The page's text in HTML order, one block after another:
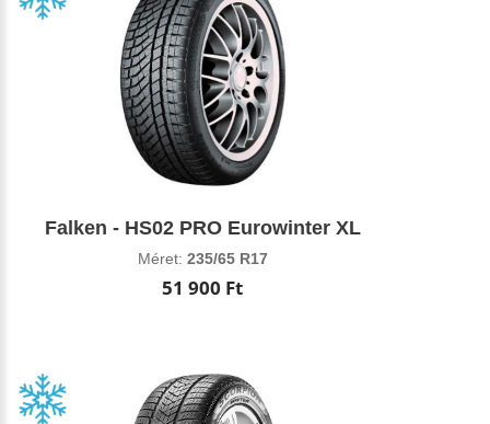
Falken - HS02 PRO Eurowinter XL
Méret: 235/65 R17
51 900 Ft